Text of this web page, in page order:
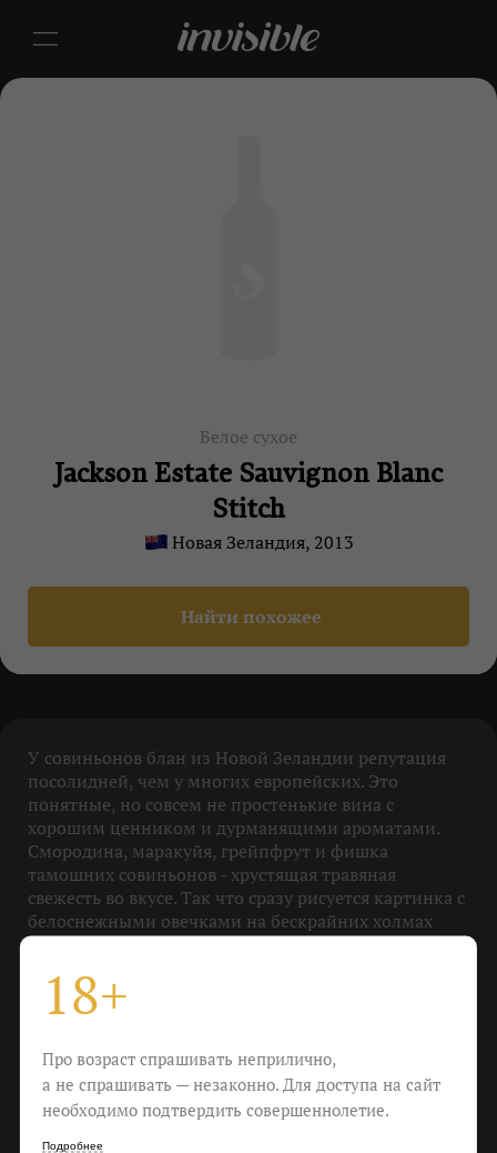
Белое сухое
Jackson Estate Sauvignon Blanc
Stitch
Новая Зеландия, 2013
Найти похожее
У совиньонов блан из Новой Зеландии репутация
посолидней, чем у многих европейских. Это
понятные, но совсем не простенькие вина с
хорошим ценником и дурманящими ароматами.
Смородина, маракуйя, грейпфрут и фишка
тамошних совиньонов - хрустящая травяная
свежесть во вкусе. Так что сразу рисуется картинка с
белоснежными овечками на бескрайних холмах
(или мохноногими хоббитами, которые эту же
отпустит не скоро.
Вкус
Белая смородина, цитрусы и немножко базилика
18+
Про возраст спрашивать неприлично,
а не спрашивать — незаконно. Для доступа на сайт
необходимо подтвердить совершеннолетие.
Подробнее